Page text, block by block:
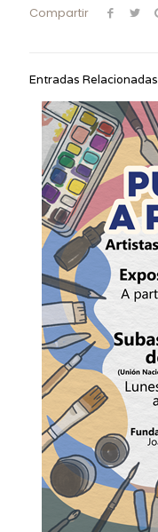
Compartir
Entradas Relacionadas